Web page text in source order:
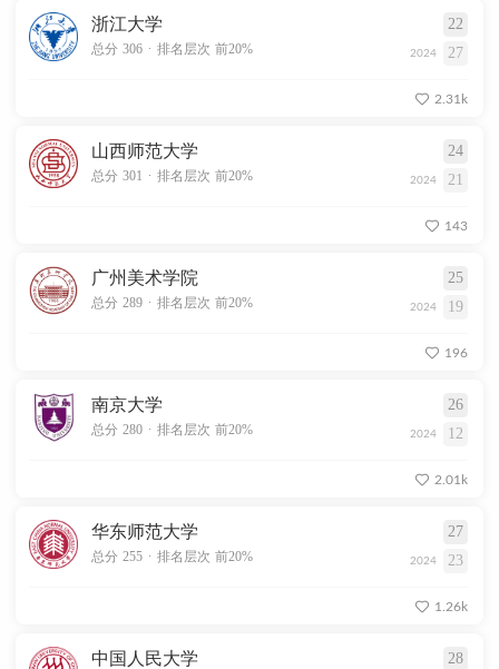
浙江大学 22
总分 306 . 排名层次 前20% 2024 27
2.31k
山西师范大学 24
总分 301 . 排名层次 前20% 2024 21
143
广州美术学院 25
总分 289 . 排名层次 前20% 2024 19
196
南京大学 26
总分 280 . 排名层次 前20% 2024 12
2.01k
华东师范大学 27
总分 255 . 排名层次 前20% 2024 23
1.26k
中国人民大学 28